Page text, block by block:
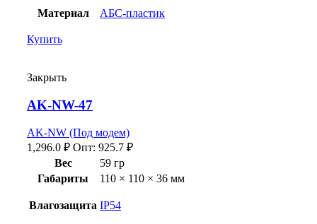
Материал АБС-пластик
Купить
Закрыть
AK-NW-47
AK-NW (Под модем)
1,296.0 ₽ Опт: 925.7 ₽
Вес
59 гр
Габариты
110 × 110 × 36 мм
Влагозащита IP54